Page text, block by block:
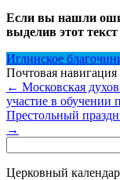
Если вы нашли
выделив этот
Иглинское
Почтовая навигация
← Московская
участие в обучении
Престольный
→
Церковный